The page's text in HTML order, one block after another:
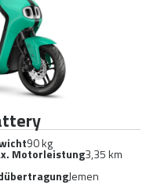
90 kg
Motorleistung3,35 km
Jemen